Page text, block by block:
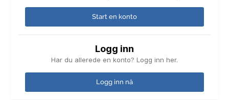
Start en konto
Logg inn
Har du allerede en konto? Logg inn her.
Logg inn nå